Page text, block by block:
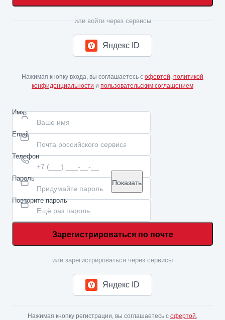
или войти через сервисы
Яндекс ID
Нажимая кнопку входа, вы соглашаетесь с офертой, политикой
конфиденциальности и пользовательским соглашением
Имя
Email
Телефон
Пароль
Показать
Повторите пароль
Зарегистрироваться по почте
или зарегистрироваться через сервисы
Яндекс ID
Нажимая кнопку регистрации, вы соглашаетесь с офертой,